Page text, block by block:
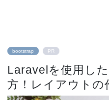
bootstrap PR
Laravelを使用し
方！レイアウトの